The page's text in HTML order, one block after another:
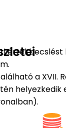
értékbecslést
a XVII.
helyezkedik